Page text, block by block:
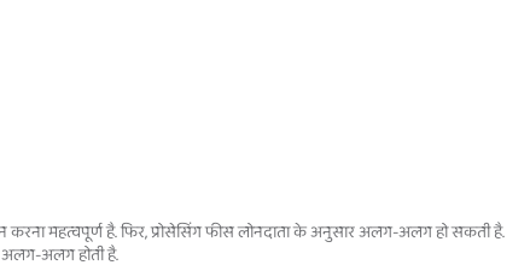
महत्वपूर्ण है. फिर, प्रोसेसिंग फीस लोनदाता के अनुसार अलग-अलग हो सकती है.
अलग-अलग होती है.